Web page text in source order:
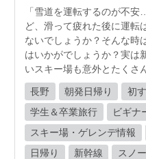
「雪道を運転するのが不
ど、滑って疲れた後に運転
ないでしょうか？そんな時
はいかがでしょうか？実は
いスキー場も意外とたくさ
長野 朝発日帰り 初
学生＆卒業旅行
ビギナ
スキー場・ゲレンデ情報
日帰り
新幹線
スノ